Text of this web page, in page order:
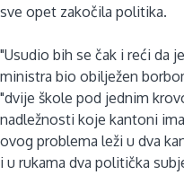
sve opet zakočila politika.
"Usudio bih se čak i reći da
ministra bio obilježen
"dvije škole pod jednim
nadležnosti koje kantoni
ovog problema leži u dva
i u rukama dva politička